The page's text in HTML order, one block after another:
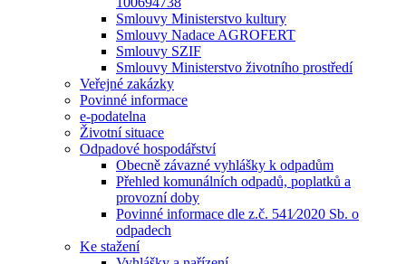
Smlouvy Ministerstvo kultury
Smlouvy Nadace AGROFERT
Smlouvy SZIF
Smlouvy Ministerstvo životního prostředí
Veřejné zakázky
Povinné informace
e-podatelna
Životní situace
Odpadové hospodářství
Obecně závazné vyhlášky k odpadům
Přehled komunálních odpadů, poplatků a
provozní doby
Povinné informace dle z.č. 541⁄2020 Sb. o
odpadech
Ke stažení